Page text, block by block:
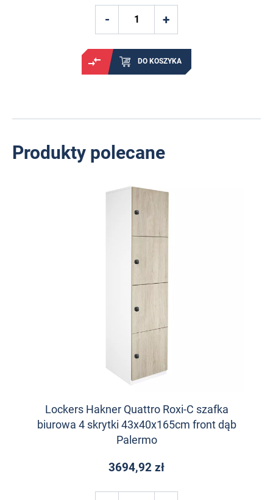
DO KOSZYKA
Produkty polecane
Lockers Hakner Quattro Roxi-C szafka
biurowa 4 skrytki 43x40x165cm front dąb
Palermo
3694,92 zł